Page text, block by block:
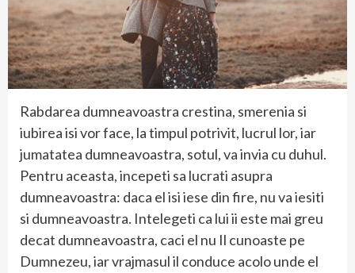
Rabdarea dumneavoastra crestina, smerenia si
iubirea isi vor face, la timpul potrivit, lucrul lor, iar
jumatatea dumneavoastra, sotul, va invia cu duhul.
Pentru aceasta, incepeti sa lucrati asupra
dumneavoastra: daca el isi iese din fire, nu va iesiti
si dumneavoastra. Intelegeti ca lui ii este mai greu
decat dumneavoastra, caci el nu Il cunoaste pe
Dumnezeu, iar vrajmasul il conduce acolo unde el